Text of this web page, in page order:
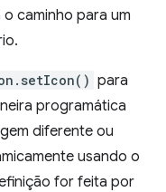
caminho para um
para
programática
diferente ou
usando o
for feita por